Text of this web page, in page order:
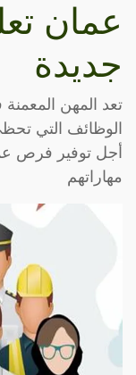
عمان
جديدة
الوظائف التي
أجل توفير فرص
مهاراتهم